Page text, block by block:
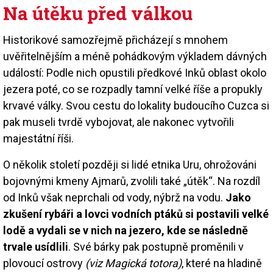
Na útěku před válkou
Historikové samozřejmě přicházejí s mnohem
uvěřitelnějším a méně pohádkovým výkladem dávných
událostí: Podle nich opustili předkové Inků oblast okolo
jezera poté, co se rozpadly tamní velké říše a propukly
krvavé války. Svou cestu do lokality budoucího Cuzca si
pak museli tvrdě vybojovat, ale nakonec vytvořili
majestátní říši.
O několik století později si lidé etnika Uru, ohrožováni
bojovnými kmeny Ajmarů, zvolili také „útěk“. Na rozdíl
od Inků však neprchali od vody, nýbrž na vodu. Jako
zkušení rybáři a lovci vodních ptáků si postavili velké
lodě a vydali se v nich na jezero, kde se následně
trvale usídlili. Své bárky pak postupně proměnili v
plovoucí ostrovy (viz Magická totora), které na hladině